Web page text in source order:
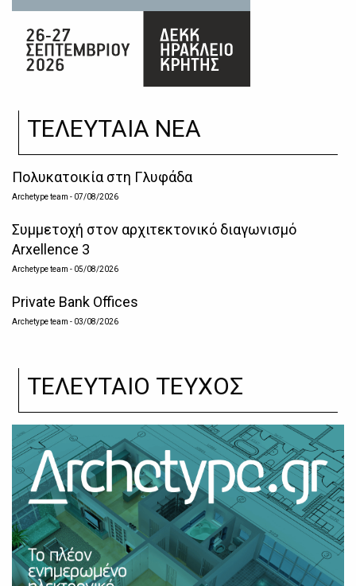
ΤΕΛΕΥΤΑΙΑ ΝΕΑ
Πολυκατοικία στη Γλυφάδα
Archetype team - 07/08/2026
Συμμετοχή στον αρχιτεκτονικό διαγωνισμό
Arxellence 3
Archetype team - 05/08/2026
Private Bank Offices
Archetype team - 03/08/2026
ΤΕΛΕΥΤΑΙΟ ΤΕΥΧΟΣ